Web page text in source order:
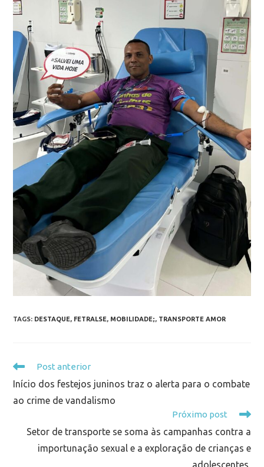
TAGS: DESTAQUE, FETRALSE, MOBILIDADE;, TRANSPORTE AMOR
Post anterior
Início dos festejos juninos traz o alerta para o combate
ao crime de vandalismo
Próximo post
Setor de transporte se soma às campanhas contra a
importunação sexual e a exploração de crianças e
adolescentes